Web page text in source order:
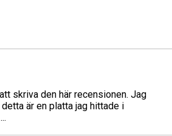
skriva den här recensionen. Jag
är en platta jag hittade i